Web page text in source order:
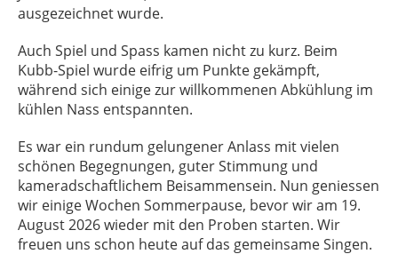
ausgezeichnet wurde.
Auch Spiel und Spass kamen nicht zu kurz. Beim
Kubb-Spiel wurde eifrig um Punkte gekämpft,
während sich einige zur willkommenen Abkühlung im
kühlen Nass entspannten.
Es war ein rundum gelungener Anlass mit vielen
schönen Begegnungen, guter Stimmung und
kameradschaftlichem Beisammensein. Nun geniessen
wir einige Wochen Sommerpause, bevor wir am 19.
August 2026 wieder mit den Proben starten. Wir
freuen uns schon heute auf das gemeinsame Singen.